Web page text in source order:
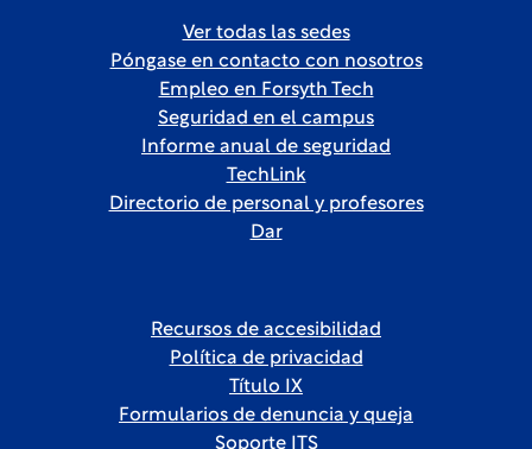
Ver todas las sedes
Póngase en contacto con nosotros
Empleo en Forsyth Tech
Seguridad en el campus
Informe anual de seguridad
TechLink
Directorio de personal y profesores
Dar
Recursos de accesibilidad
Política de privacidad
Título IX
Formularios de denuncia y queja
Soporte ITS